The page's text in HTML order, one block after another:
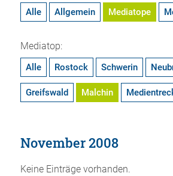
Alle Allgemein Mediatope
Mediatop:
Alle Rostock Schwerin
Greifswald Malchin
November 2008
Keine Einträge vorhanden.